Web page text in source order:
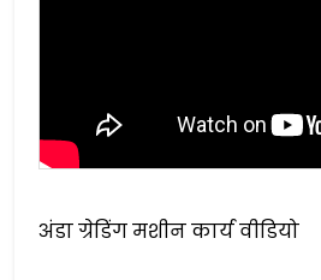
अंडा ग्रेडिंग मशीन कार्य वीडियो